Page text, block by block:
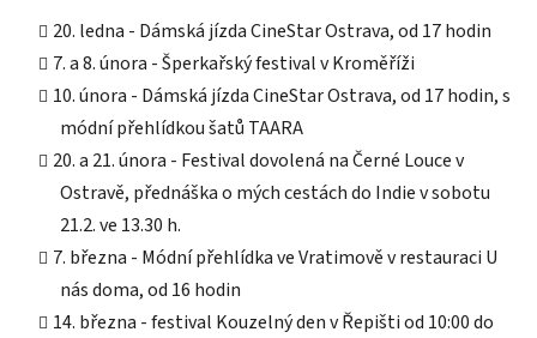
20. ledna - Dámská jízda CineStar Ostrava, od 17 hodin
7. a 8. února - Šperkařský festival v Kroměříži
10. února - Dámská jízda CineStar Ostrava, od 17 hodin, s
módní přehlídkou šatů TAARA
20. a 21. února - Festival dovolená na Černé Louce v
Ostravě, přednáška o mých cestách do Indie v sobotu
21.2. ve 13.30 h.
7. března - Módní přehlídka ve Vratimově v restauraci U
nás doma, od 16 hodin
14. března - festival Kouzelný den v Řepišti od 10:00 do